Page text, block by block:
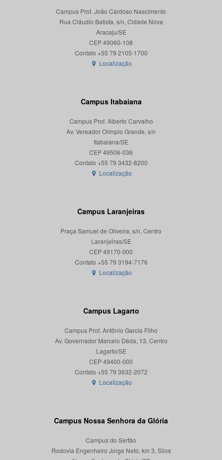
Campus Prof. João Cardoso Nascimento
Rua Cláudio Batista, s/n, Cidade Nova
Aracaju/SE
CEP 49060-108
Localização
Campus Itabaiana
Campus Prof. Alberto Carvalho
Av. Vereador Olímpio Grande, s/n
Itabaiana/SE
CEP 49506-036
Localização
Campus Laranjeiras
Praça Samuel de Oliveira, s/n, Centro
Laranjeiras/SE
CEP 49170-000
Localização
Campus Lagarto
Campus Prof. Antônio Garcia Filho
Av. Governador Marcelo Déda, 13, Centro
Lagarto/SE
CEP 49400-000
Localização
Campus Nossa Senhora da Glória
Campus do Sertão
Rodovia Engenheiro Jorge Neto, km 3, Silos